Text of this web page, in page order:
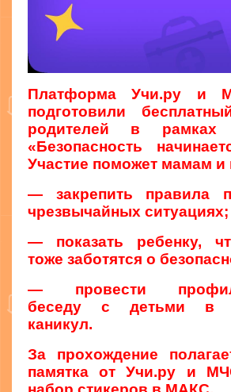
Платформа Учи.ру и
подготовили
родителей в рамках
«Безопасность
Участие поможет мамам и
— закрепить правила
чрезвычайных ситуациях;
— показать ребенку,
тоже заботятся о
— провести
беседу с детьми в
каникул.
За прохождение
памятка от Учи.ру и